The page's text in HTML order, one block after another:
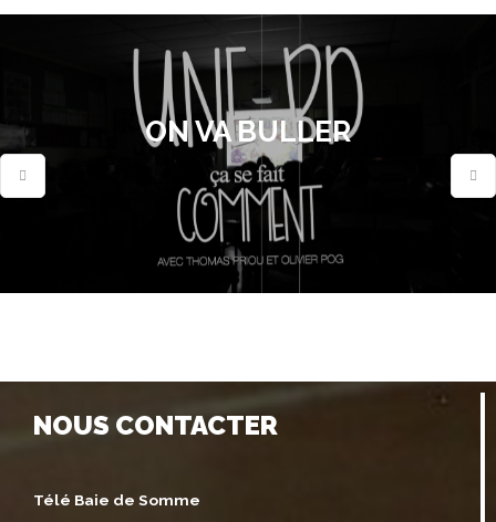
ON VA BULLER
NOUS CONTACTER
Télé Baie de Somme